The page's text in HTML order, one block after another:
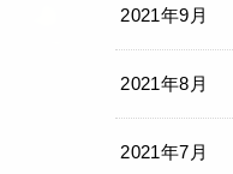
2021年9月
2021年8月
2021年7月